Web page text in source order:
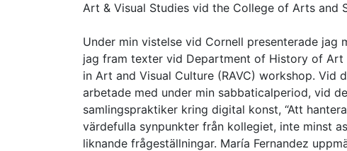
Art & Visual Studies vid the College of Arts and
Under min vistelse vid Cornell presenterade jag
jag fram texter vid Department of History of Art
in Art and Visual Culture (RAVC) workshop.
arbetade med under min sabbaticalperiod, vid
samlingspraktiker kring digital konst, “Att
värdefulla synpunkter från kollegiet, inte minst
liknande frågeställningar. María Fernandez